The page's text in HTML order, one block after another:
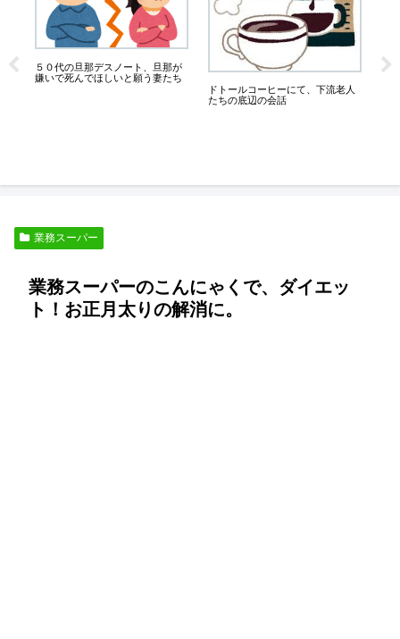
５０代の旦那デスノート、旦那が
嫌いで死んでほしいと願う妻たち
ドトールコーヒーにて、下流老人
たちの底辺の会話
業
業務スーパー
業務スーパーのこんにゃくで、ダイエッ
ト！お正月太りの解消に。